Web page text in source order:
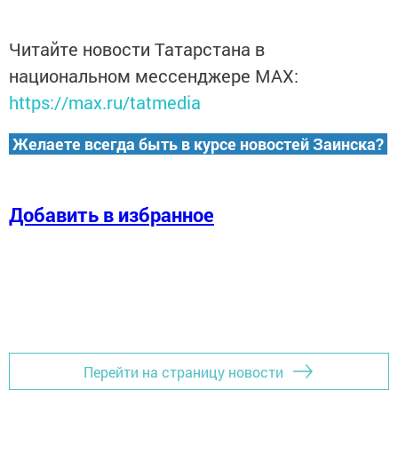
Читайте новости Татарстана в
национальном мессенджере MАХ:
https://max.ru/tatmedia
Желаете всегда быть в курсе новостей Заинска?
Добавить в избранное
Перейти на страницу новости